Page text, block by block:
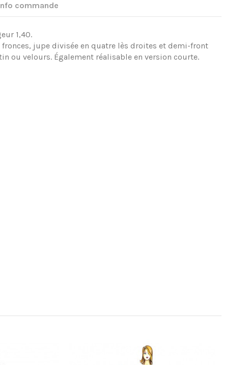
commande
1,40.
fronces, jupe divisée en quatre lès droites et demi-front
ou velours. Également réalisable en version courte.